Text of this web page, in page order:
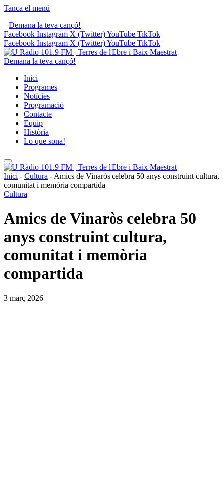
Tanca el menú
Demana la teva cançó!
Facebook Instagram X (Twitter)YouTube TikTok
Facebook Instagram X (Twitter)YouTube TikTok
Demana la teva cançó!
Inici
Programes
Notícies
Programació
Contacte
Equip
Història
Lo que sona!
Inici - Cultura - Amics de Vinaròs celebra 50 anys construint cultura,
comunitat i memòria compartida
Cultura
Amics de Vinaròs celebra 50
anys construint cultura,
comunitat i memòria
compartida
3 març 2026